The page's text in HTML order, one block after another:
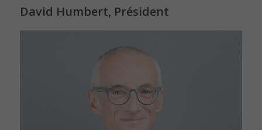
David Humbert, Président ​